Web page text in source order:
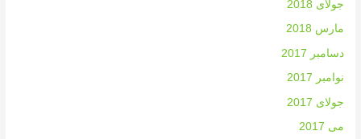
جولای 2018
مارس 2018
دسامبر 2017
نوامبر 2017
جولای 2017
می 2017